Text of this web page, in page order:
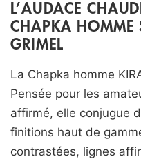
L’AUDACE
CHAPKA HOMME
GRIMEL
La Chapka homme
Pensée pour les
affirmé, elle conjugue
finitions haut de
contrastées, lignes